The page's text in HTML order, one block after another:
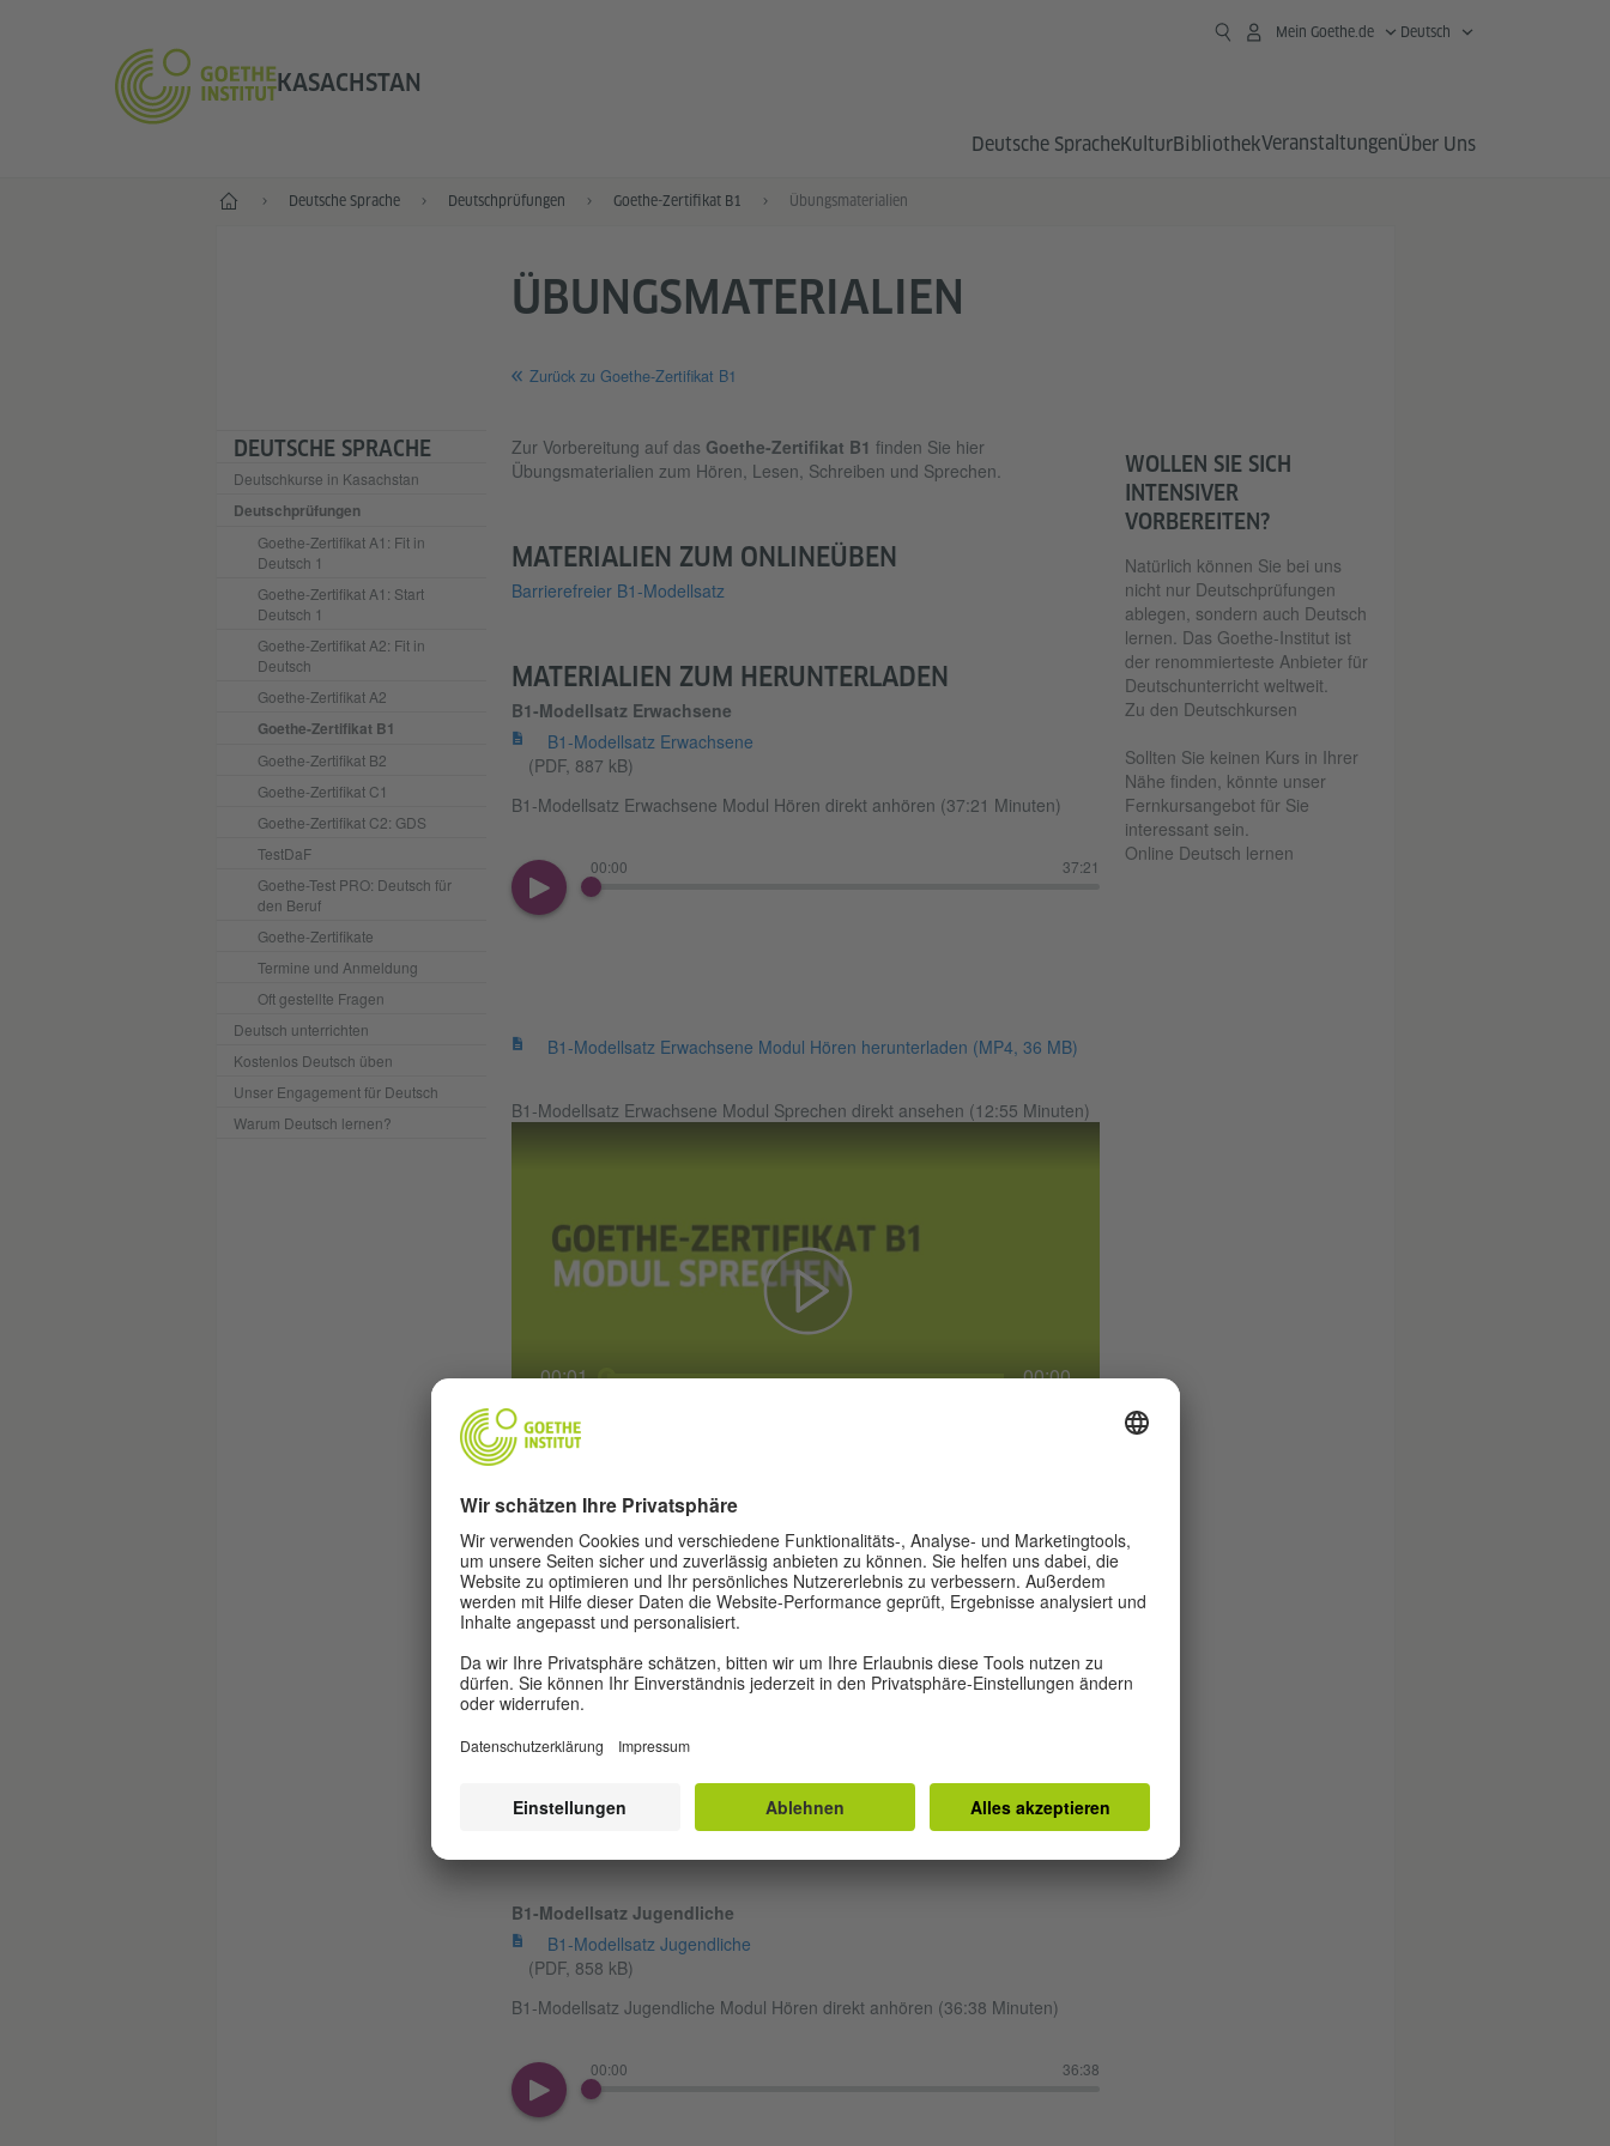
KASACHSTAN
Mein Goethe.de Deutsch
Deutsche SpracheKulturBibliothekVeranstaltungenÜber Uns
Start Deutsche Sprache Deutschprüfungen Goethe-Zertifikat B1 Übungsmaterialien
DEUTSCHE SPRACHE
Deutschkurse in Kasachstan
Deutschprüfungen
Goethe-Zertifikat A1: Fit in
Deutsch 1
Goethe-Zertifikat A1: Start
Deutsch 1
Goethe-Zertifikat A2: Fit in
Deutsch
Goethe-Zertifikat A2
Goethe-Zertifikat B1
Goethe-Zertifikat B2
Goethe-Zertifikat C1
Goethe-Zertifikat C2: GDS
TestDaF
Goethe-Test PRO: Deutsch für
den Beruf
Goethe-Zertifikate
Termine und Anmeldung
Oft gestellte Fragen
Deutsch unterrichten
Kostenlos Deutsch üben
Unser Engagement für Deutsch
Warum Deutsch lernen?
ÜBUNGSMATERIALIEN
Zurück zu Goethe-Zertifikat B1
Zur Vorbereitung auf das Goethe-Zertifikat B1 finden Sie hier
Übungsmaterialien zum Hören, Lesen, Schreiben und Sprechen.
MATERIALIEN ZUM ONLINEÜBEN
Barrierefreier B1-Modellsatz
MATERIALIEN ZUM HERUNTERLADEN
B1-Modellsatz Erwachsene
B1-Modellsatz Erwachsene
(PDF, 887 kB)
B1-Modellsatz Erwachsene Modul Hören direkt anhören (37:21 Minuten)
00:00 37:21
B1-Modellsatz Erwachsene Modul Hören herunterladen (MP4, 36 MB)
B1-Modellsatz Erwachsene Modul Sprechen direkt ansehen (12:55 Minuten)
00:01 00:00
B1-Übungssatz Erwachsene
B1-Übungssatz Erwachsene
(PDF, 4 MB)
B1-Übungssatz Erwachsene Modul Hören direkt anhören (39:13 Minuten)
00:00 39:14
B1-Modellsatz Jugendliche
B1-Modellsatz Jugendliche
(PDF, 858 kB)
B1-Modellsatz Jugendliche Modul Hören direkt anhören (36:38 Minuten)
00:00 36:38
WOLLEN SIE SICH
INTENSIVER
VORBEREITEN?
Natürlich können Sie bei uns
nicht nur Deutschprüfungen
ablegen, sondern auch Deutsch
lernen. Das Goethe-Institut ist
der renommierteste Anbieter für
Deutschunterricht weltweit.
Zu den Deutschkursen
Sollten Sie keinen Kurs in Ihrer
Nähe finden, könnte unser
Fernkursangebot für Sie
interessant sein.
Online Deutsch lernen